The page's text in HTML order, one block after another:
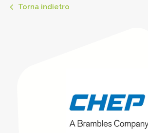
Torna indietro